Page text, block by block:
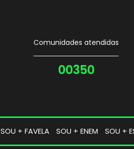
Comunidades atendidas
00350
SOU + FAVELA SOU + ENEM SOU +